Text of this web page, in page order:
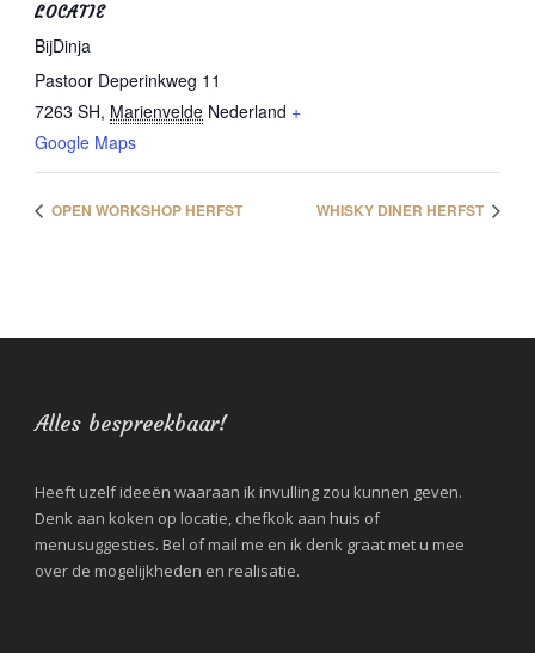
LOCATIE
BijDinja
Pastoor Deperinkweg 11
7263 SH, Marienvelde Nederland +
Google Maps
OPEN WORKSHOP HERFST WHISKY DINER HERFST
Alles bespreekbaar!
Heeft uzelf ideeën waaraan ik invulling zou kunnen geven.
Denk aan koken op locatie, chefkok aan huis of
menusuggesties. Bel of mail me en ik denk graat met u mee
over de mogelijkheden en realisatie.